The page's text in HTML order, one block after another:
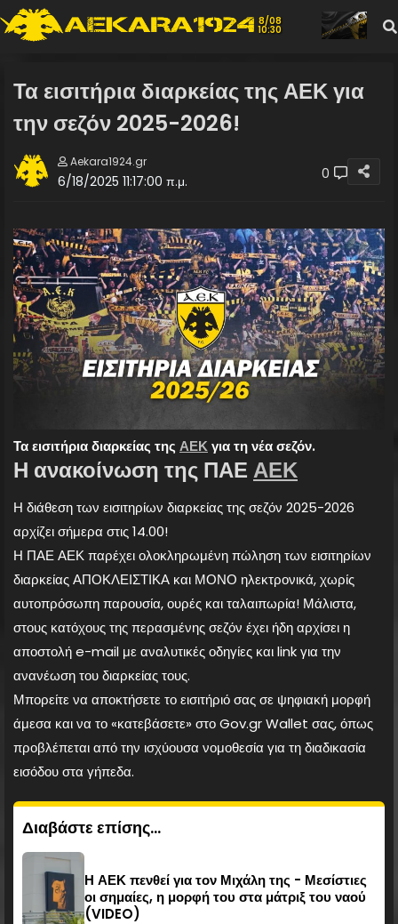
8/08
10:30
Τα εισιτήρια διαρκείας της ΑΕΚ για
την σεζόν 2025-2026!
Aekara1924.gr
6/18/2025 11:17:00 π.μ. 0
Τα εισιτήρια διαρκείας τηςΑΕΚγια τη νέα σεζόν.
Η ανακοίνωση της ΠΑΕ ΑΕΚ
Η διάθεση των εισιτηρίων διαρκείας της σεζόν 2025-2026
αρχίζει σήμερα στις 14.00!
Η ΠΑΕ ΑΕΚ παρέχει ολοκληρωμένη πώληση των εισιτηρίων
διαρκείας ΑΠΟΚΛΕΙΣΤΙΚΑ και ΜΟΝΟ ηλεκτρονικά, χωρίς
αυτοπρόσωπη παρουσία, ουρές και ταλαιπωρία! Μάλιστα,
στους κατόχους της περασμένης σεζόν έχει ήδη αρχίσει η
αποστολή e-mail με αναλυτικές οδηγίες και link για την
ανανέωση του διαρκείας τους.
Μπορείτε να αποκτήσετε το εισιτήριό σας σε ψηφιακή μορφή
άμεσα και να το «κατεβάσετε» στο Gov.gr Wallet σας, όπως
προβλέπεται από την ισχύουσα νομοθεσία για τη διαδικασία
εισόδου στα γήπεδα.
Διαβάστε επίσης...
Η ΑΕΚ πενθεί για τον Μιχάλη της - Μεσίστιες
οι σημαίες, η μορφή του στα μάτριξ του ναού
(VIDEO)